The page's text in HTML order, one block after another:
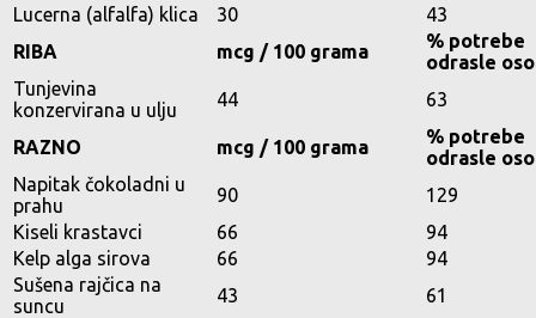
Lucerna (alfalfa) klica
30
43
RIBA
mcg / 100 grama
% potrebe
odrasle
Tunjevina
konzervirana u ulju
44 63
RAZNO mcg / 100 grama
% potrebe
odrasle
Napitak čokoladni u
prahu
90
129
Kiseli krastavci
66
94
Kelp alga sirova
66
94
Sušena rajčica na
suncu
43
61